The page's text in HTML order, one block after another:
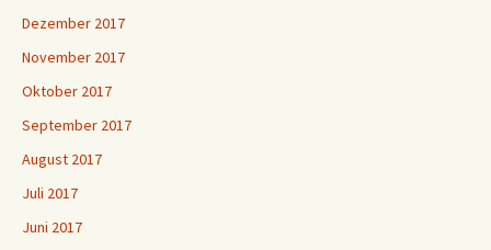
Dezember 2017
November 2017
Oktober 2017
September 2017
August 2017
Juli 2017
Juni 2017